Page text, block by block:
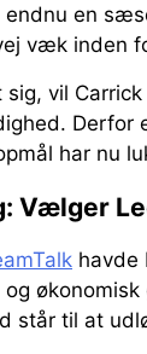
en
væk inden
vil
Derfor
har nu
Vælger
havde
står til at